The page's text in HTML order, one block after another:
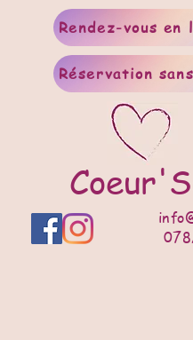
Rendez-vous en
Réservation